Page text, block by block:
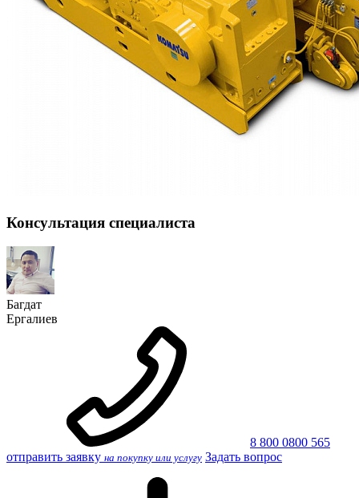
Консультация специалиста
Багдат
Ергалиев
8 800 0800 565
отправить заявку на покупку или услугу Задать вопрос